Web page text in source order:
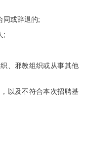
或辞退的;
;
、邪教组织或从事其他
以及不符合本次招聘基